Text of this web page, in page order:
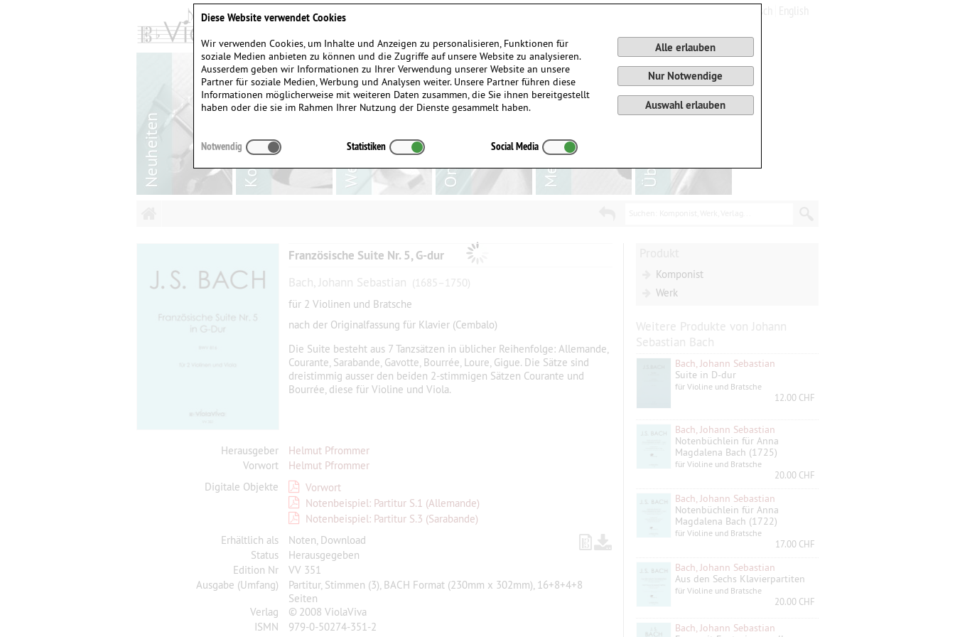
Französische Suite Nr. 5, G-dur
Bach, Johann Sebastian (1685–1750)
für 2 Violinen und Bratsche
nach der Originalfassung für Klavier (Cembalo)
Die Suite besteht aus 7 Tanzsätzen in üblicher Reihenfolge: Allemande,
Courante, Sarabande, Gavotte, Bourrée, Loure, Gigue. Die Sätze sind
dreistimmig ausser den beiden 2-stimmigen Sätzen Courante und
Bourrée, diese für Violine und Viola.
Herausgeber
Helmut Pfrommer
Vorwort
Helmut Pfrommer
Digitale Objekte
Vorwort
Notenbeispiel: Partitur S.1 (Allemande)
Notenbeispiel: Partitur S.3 (Sarabande)
Erhältlich als
Noten, Download
Status
Herausgegeben
Edition Nr
VV 351
Ausgabe (Umfang)
Partitur, Stimmen (3), BACH Format (230mm x 302mm), 16+8+4+8
Seiten
Verlag
© 2008 ViolaViva
ISMN
979-0-50274-351-2
Komponist
Werk
Weitere Produkte von Johann
Sebastian Bach
Bach, Johann Sebastian
Suite in D-dur
für Violine und Bratsche
12.00 CHF
Bach, Johann Sebastian
Notenbüchlein für Anna
Magdalena Bach (1725)
für Violine und Bratsche
20.00 CHF
Bach, Johann Sebastian
Notenbüchlein für Anna
Magdalena Bach (1722)
für Violine und Bratsche
17.00 CHF
Bach, Johann Sebastian
Aus den Sechs Klavierpartiten
für Violine und Bratsche
20.00 CHF
Bach, Johann Sebastian
Diese Website verwendet Cookies
Wir verwenden Cookies, um Inhalte und Anzeigen zu personalisieren, Funktionen für
soziale Medien anbieten zu können und die Zugriffe auf unsere Website zu analysieren.
Ausserdem geben wir Informationen zu Ihrer Verwendung unserer Website an unsere
Partner für soziale Medien, Werbung und Analysen weiter. Unsere Partner führen diese
Informationen möglicherweise mit weiteren Daten zusammen, die Sie ihnen bereitgestellt
haben oder die sie im Rahmen Ihrer Nutzung der Dienste gesammelt haben.
Alle erlauben
Nur Notwendige
Auswahl erlauben
Notwendig Statistiken Social Media